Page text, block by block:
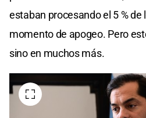
estaban procesando el 5 % de
momento de apogeo. Pero
sino en muchos más.